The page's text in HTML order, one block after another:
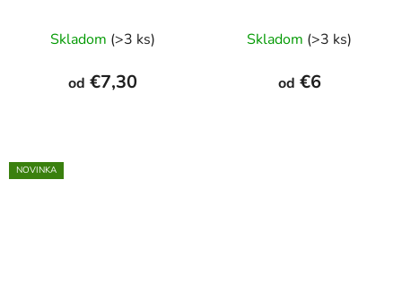
Intenso)
Skladom (>3 ks)
od €7,30
hodnotenie
produktu
Skladom (>3 ks)
od €6
NOVINKA